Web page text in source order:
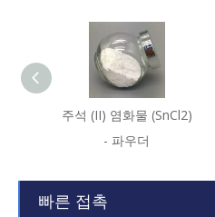
주석 (II) 염화물 (SnCl2)
- 파우더
빠른 접촉